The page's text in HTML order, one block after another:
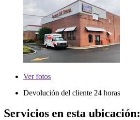
Verfotos
Devolución del cliente 24 horas
Servicios en esta ubicación: